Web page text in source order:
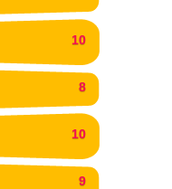
10
8
10
9